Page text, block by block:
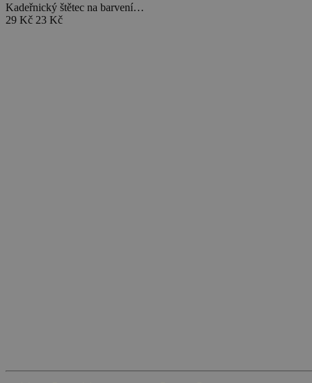
Kadeřnický štětec na barvení…
29 Kč 23 Kč